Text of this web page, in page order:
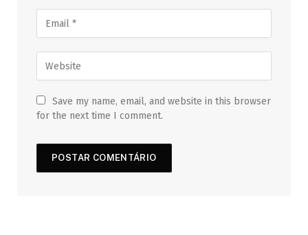
Save my name, email, and website in this browser
for the next time I comment.